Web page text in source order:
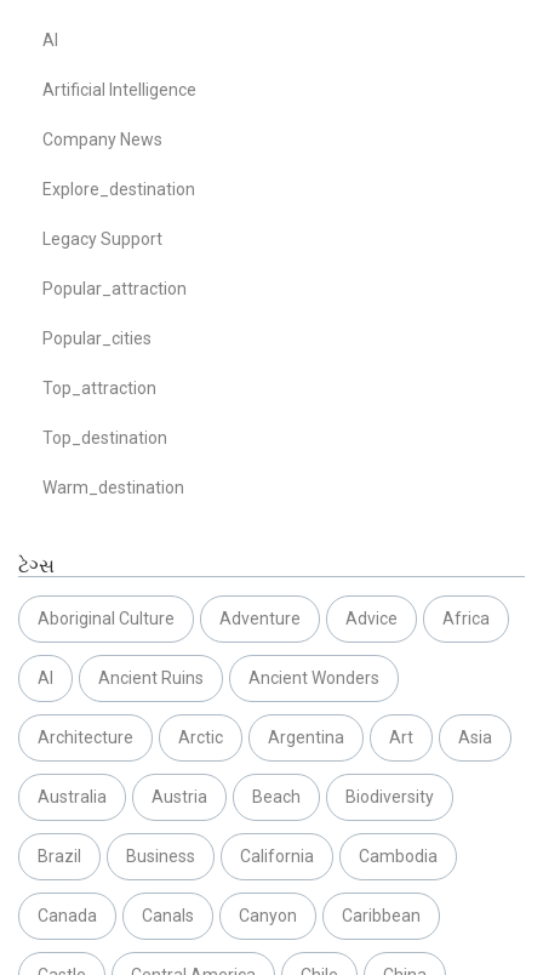
AI
Artificial Intelligence
Company News
Explore_destination
Legacy Support
Popular_attraction
Popular_cities
Top_attraction
Top_destination
Warm_destination
ટેગ્સ
Aboriginal Culture Adventure Advice Africa
AI Ancient Ruins Ancient Wonders
Architecture Arctic Argentina Art Asia
Australia Austria Beach Biodiversity
Brazil Business California Cambodia
Canada Canals Canyon Caribbean